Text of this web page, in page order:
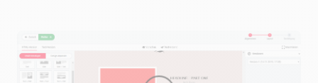
ausgeführt werden dürfen.